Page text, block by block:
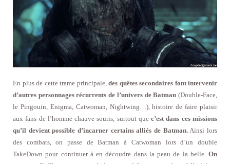
En plus de cette trame principale, des quêtes secondaires font intervenir
d’autres personnages récurrents de l’univers de Batman (Double-Face,
le Pingouin, Enigma, Catwoman, Nightwing…), histoire de faire plaisir
aux fans de l’homme chauve-souris, surtout quec’est dans ces missions
qu’il devient possible d’incarner certains alliés de Batman.Ainsi lors
des combats, on passe de Batman à Catwoman lors d’un double
TakeDown pour continuer à en découdre dans la peau de la belle. On